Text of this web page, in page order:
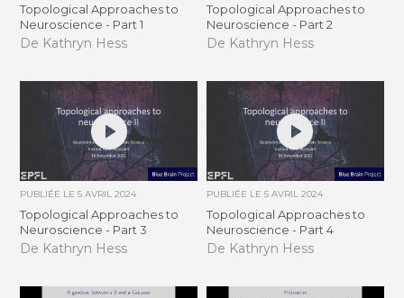
Topological Approaches to
Neuroscience - Part 1
De Kathryn Hess
Topological Approaches to
Neuroscience - Part 2
De Kathryn Hess
PUBLIÉE LE5 AVRIL 2024
Topological Approaches to
Neuroscience - Part 3
De Kathryn Hess
PUBLIÉE LE 5 AVRIL 2024
Topological Approaches to
Neuroscience - Part 4
De Kathryn Hess